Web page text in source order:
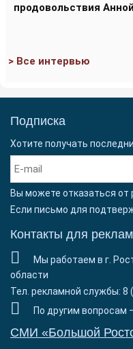
продовольствия
> Все интервью
Подписка
Хотите получать
Вы можете отказаться от
Если письмо для
Контакты для
Мы работаем в г.
области
Тел. рекламной службы: 8
По другим вопросам
СМИ «Большой